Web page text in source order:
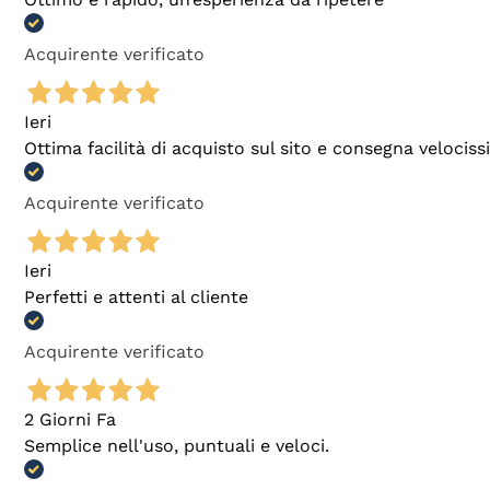
Acquirente verificato
Ieri
Ottima facilità di acquisto sul sito e consegna
Acquirente verificato
Ieri
Perfetti e attenti al cliente
Acquirente verificato
2 Giorni Fa
Semplice nell'uso, puntuali e veloci.